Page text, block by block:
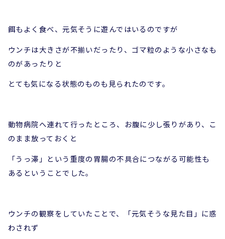
餌もよく食べ、元気そうに遊んではいるのですが
ウンチは大きさが不揃いだったり、ゴマ粒のような小さなも
のがあったりと
とても気になる状態のものも見られたのです。
動物病院へ連れて行ったところ、お腹に少し張りがあり、こ
のまま放っておくと
「うっ滞」という重度の胃腸の不具合につながる可能性も
あるということでした。
ウンチの観察をしていたことで、「元気そうな見た目」に惑
わされず